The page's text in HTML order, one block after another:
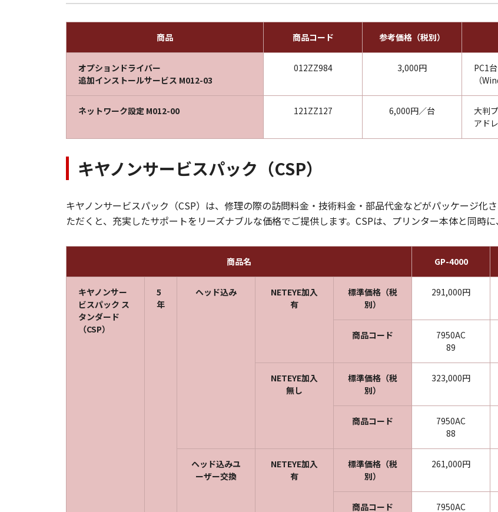
商品 商品コード 参考価格（税別）
オプションドライバー
追加インストールサービス M012-03
012ZZ984 3,000円
PC1
（
ネットワーク設定 M012-00 121ZZ127 6,000円／台
大判
アド
キヤノンサービスパック（CSP）
キヤノンサービスパック（CSP）は、修理の際の訪問料金・技術料金・部品代金などがパッケージ化
ただくと、充実したサポートをリーズナブルな価格でご提供します。CSPは、プリンター本体と同時
商品名 GP-4000
キヤノンサー
ビスパック ス
タンダード
（CSP）
5
年
ヘッド込み
NETEYE加入
有
標準価格（税
別）
291,000円
商品コード
7950AC
89
NETEYE加入
無し
標準価格（税
別）
323,000円
商品コード
7950AC
88
ヘッド込みユ
ーザー交換
NETEYE加入
有
標準価格（税
別）
261,000円
商品コード 7950AC